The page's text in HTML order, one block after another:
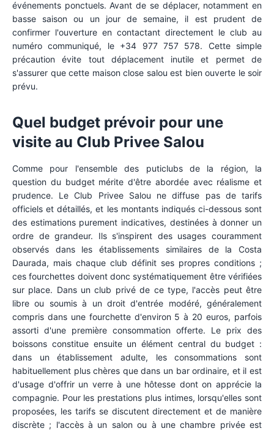
événements ponctuels. Avant de se déplacer, notamment en
basse saison ou un jour de semaine, il est prudent de
confirmer l'ouverture en contactant directement le club au
numéro communiqué, le +34 977 757 578. Cette simple
précaution évite tout déplacement inutile et permet de
s'assurer que cette maison close salou est bien ouverte le soir
prévu.
Quel budget prévoir pour une
visite au Club Privee Salou
Comme pour l'ensemble des puticlubs de la région, la
question du budget mérite d'être abordée avec réalisme et
prudence. Le Club Privee Salou ne diffuse pas de tarifs
officiels et détaillés, et les montants indiqués ci-dessous sont
des estimations purement indicatives, destinées à donner un
ordre de grandeur. Ils s'inspirent des usages couramment
observés dans les établissements similaires de la Costa
Daurada, mais chaque club définit ses propres conditions ;
ces fourchettes doivent donc systématiquement être vérifiées
sur place. Dans un club privé de ce type, l'accès peut être
libre ou soumis à un droit d'entrée modéré, généralement
compris dans une fourchette d'environ 5 à 20 euros, parfois
assorti d'une première consommation offerte. Le prix des
boissons constitue ensuite un élément central du budget :
dans un établissement adulte, les consommations sont
habituellement plus chères que dans un bar ordinaire, et il est
d'usage d'offrir un verre à une hôtesse dont on apprécie la
compagnie. Pour les prestations plus intimes, lorsqu'elles sont
proposées, les tarifs se discutent directement et de manière
discrète ; l'accès à un salon ou à une chambre privée est